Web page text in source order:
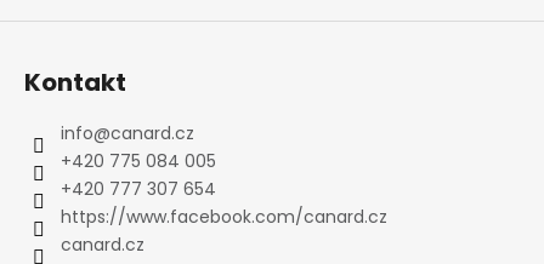
Kontakt
info@canard.cz
+420 775 084 005
+420 777 307 654
https://www.facebook.com/canard.cz
canard.cz